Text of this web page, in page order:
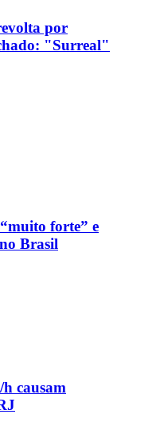
por
"Surreal"
forte” e
Brasil
causam